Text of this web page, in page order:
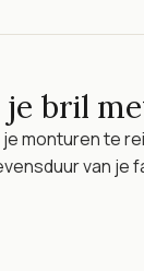
bril
monturen te
van je